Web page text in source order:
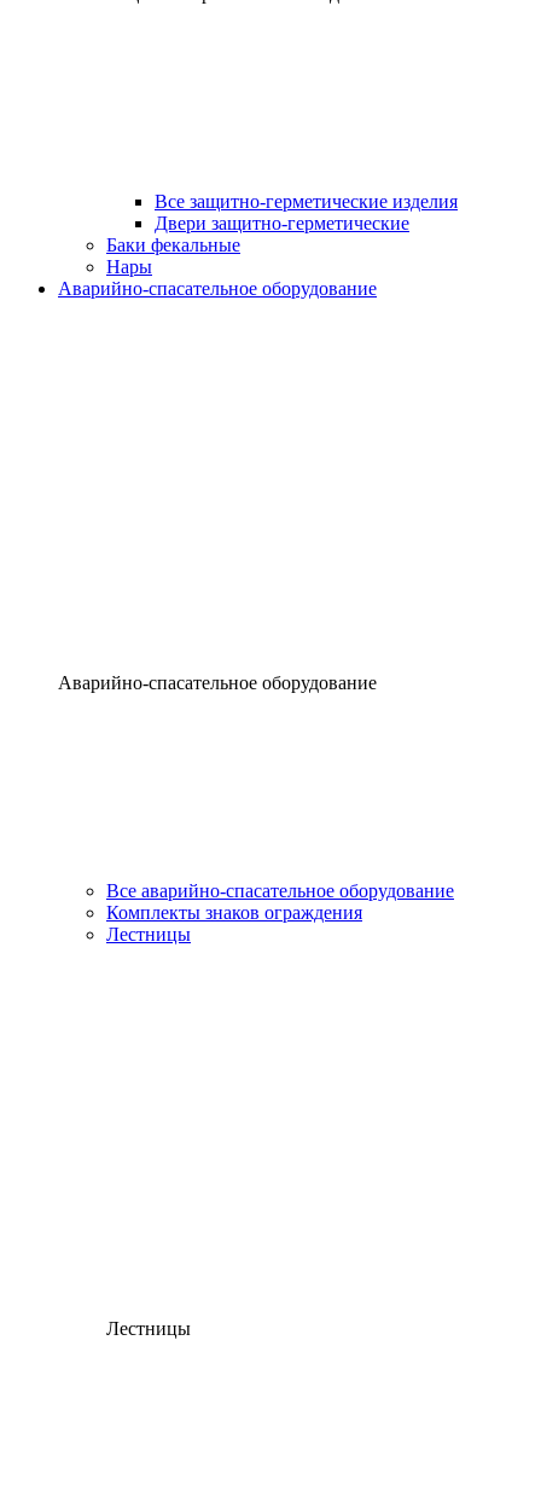
Все защитно-герметические изделия
Двери защитно-герметические
Баки фекальные
Нары
Аварийно-спасательное оборудование
Аварийно-спасательное оборудование
Все аварийно-спасательное оборудование
Комплекты знаков ограждения
Лестницы
Лестницы